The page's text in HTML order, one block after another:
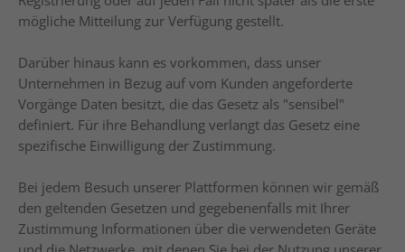
mögliche Mitteilung zur Verfügung gestellt.
Darüber hinaus kann es vorkommen, dass unser
Unternehmen in Bezug auf vom Kunden angeforderte
Vorgänge Daten besitzt, die das Gesetz als "sensibel"
definiert. Für ihre Behandlung verlangt das Gesetz eine
spezifische Einwilligung der Zustimmung.
Bei jedem Besuch unserer Plattformen können wir gemäß
den geltenden Gesetzen und gegebenenfalls mit Ihrer
Zustimmung Informationen über die verwendeten Geräte